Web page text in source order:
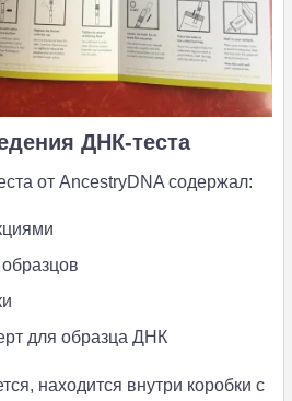
ДНК-теста
от AncestryDNA содержал:
для образца ДНК
находится внутри коробки с